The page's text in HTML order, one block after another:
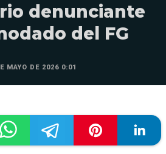
denunciante
del FG
MAYO DE 2026 0:01